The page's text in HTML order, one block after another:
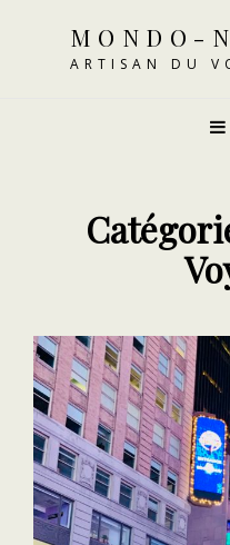
MONDO-
ARTISAN DU